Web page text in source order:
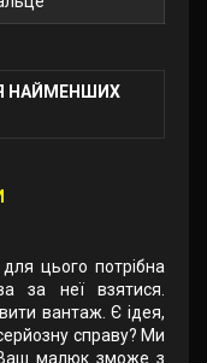
НАЙМЕНШИХ
цього потрібна
за неї взятися.
вантаж. Є ідея,
справу? Ми
малюк зможе з